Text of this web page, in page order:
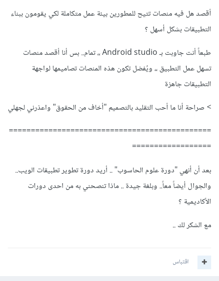
أقصد هل فيه منصات تتيح للمطورين بيئة عمل متكاملة لكي يقومون ببناء
التطبيقات بشكل أسهل ؟
طبعاً أنت جاوبت بـ Android studio ،، تمام.. بس أنا أقصد منصات
تسهل عمل التطبيق ،، ويُفضل تكون هذه المنصات تصاميمها لواجهة
التطبيقات جاهزة
> صراحة أنا ما أحب التقليد بالتصميم "أخاف من الحقوق" واعذرني لجهلي
==============================================
==================
بعد أن أنهي "دورة علوم الحاسوب" .. أريد دورة تطوير تطبيقات الويب..
والجوال أيضاً معاً.. وبلغة جيدة .. ماذا تنصحني به من احدى دورات
الأكاديمية ؟
مع الشكر لك ..
اقتباس